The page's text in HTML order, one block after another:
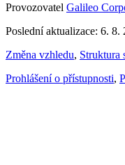
Provozovatel Galileo
Poslední aktualizace: 6. 8.
Změna vzhledu, Struktura
Prohlášení o přístupnosti,